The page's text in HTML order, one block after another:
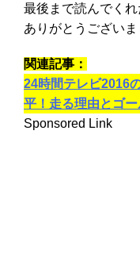
最後まで読んでくれ
ありがとうございま
関連記事：
24時間テレビ2016
平！走る理由とゴー
Sponsored Link